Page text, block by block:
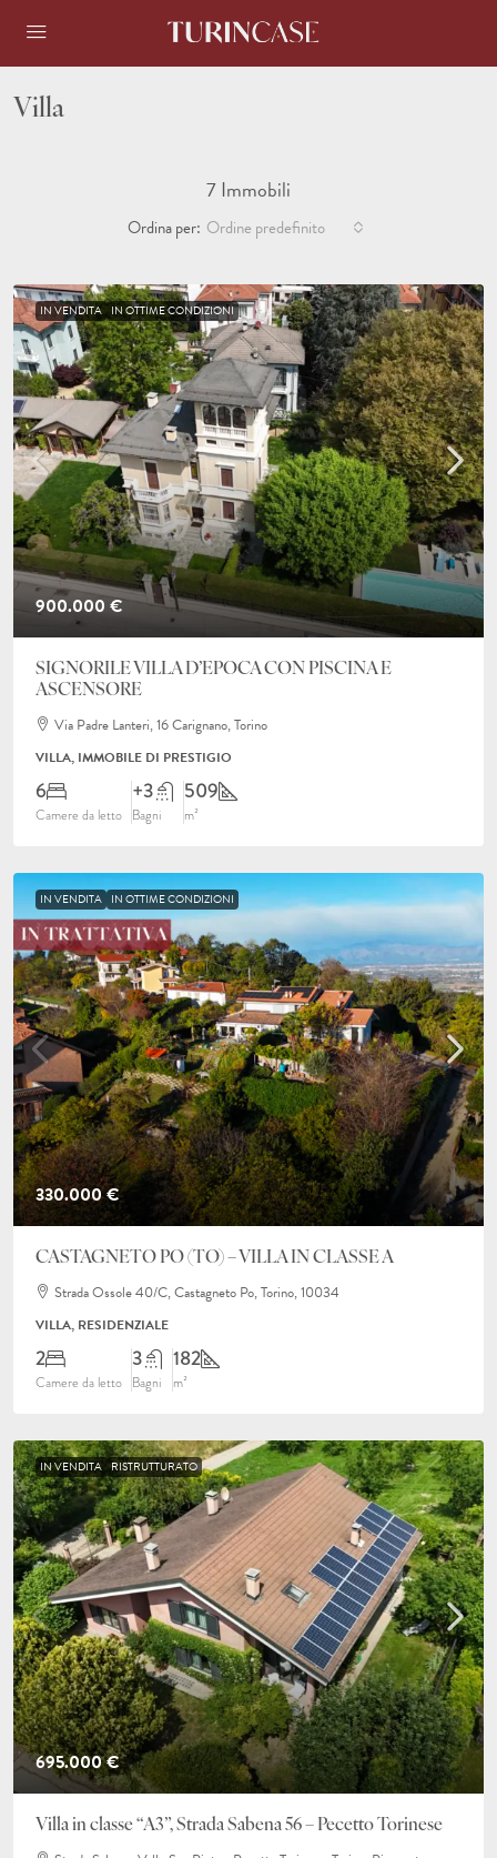
Villa
7 Immobili
Ordina per: Ordine predefinito
IN VENDITA IN OTTIME CONDIZIONI
900.000 €
SIGNORILE VILLA D’EPOCA CON PISCINA E
ASCENSORE
Via Padre Lanteri, 16 Carignano, Torino
VILLA, IMMOBILE DI PRESTIGIO
6
Camere da letto
+3
Bagni
509
m²
IN VENDITA IN OTTIME CONDIZIONI
330.000 €
CASTAGNETO PO (TO) – VILLA IN CLASSE A
Strada Ossole 40/C, Castagneto Po, Torino, 10034
VILLA, RESIDENZIALE
2
Camere da letto
3
Bagni
182
m²
IN VENDITA RISTRUTTURATO
695.000 €
Villa in classe “A3”, Strada Sabena 56 – Pecetto Torinese